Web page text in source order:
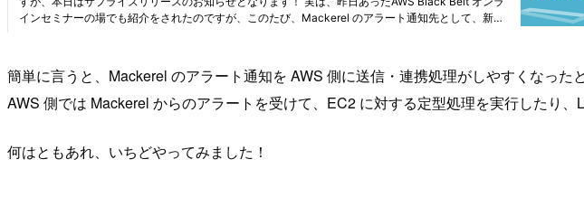
簡単に言うと、Mackerel のアラート通知を AWS 側に送信・連携処理がしやすくなった
AWS 側では Mackerel からのアラートを受けて、EC2 に対する定型処理を実行したり
何はともあれ、いちどやってみました！